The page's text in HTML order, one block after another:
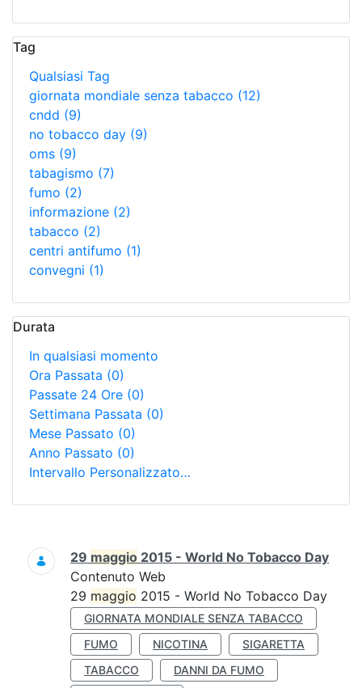
Tag
Qualsiasi Tag
giornata mondiale senza tabacco (12)
cndd (9)
no tobacco day (9)
oms (9)
tabagismo (7)
fumo (2)
informazione (2)
tabacco (2)
centri antifumo (1)
convegni (1)
Durata
In qualsiasi momento
Ora Passata (0)
Passate 24 Ore (0)
Settimana Passata (0)
Mese Passato (0)
Anno Passato (0)
Intervallo Personalizzato…
Ricerca
29 maggio 2015 - World No Tobacco Day
Contenuto Web
29 maggio 2015 - World No Tobacco Day
GIORNATA MONDIALE SENZA TABACCO
FUMO
NICOTINA
SIGARETTA
TABACCO
DANNI DA FUMO